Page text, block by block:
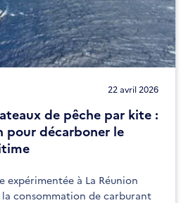
22 avril 2026
de pêche par kite :
pour décarboner le
expérimentée à La Réunion
consommation de carburant